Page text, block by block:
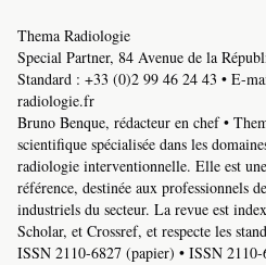
Thema Radiologie
Special Partner, 84 Avenue de la
Standard : +33 (0)2 99 46 24 43 • E-
radiologie.fr
Bruno Benque, rédacteur en chef •
scientifique spécialisée dans les
radiologie interventionnelle. Elle est
référence, destinée aux professionnels
industriels du secteur. La revue est
Scholar, et Crossref, et respecte les
ISSN 2110-6827 (papier) • ISSN